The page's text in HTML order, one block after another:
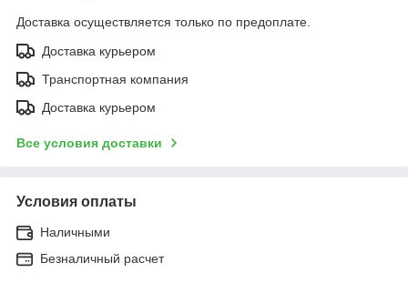
Доставка осуществляется только по предоплате.
Доставка курьером
Транспортная компания
Доставка курьером
Все условия доставки
Условия оплаты
Наличными
Безналичный расчет